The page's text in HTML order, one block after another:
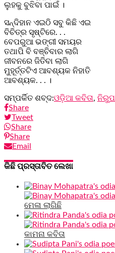
ଲୁହକୁ ବୁଝିବା ପାଇଁ ।
ସନ୍ଦିହାନ ଏଇଠି ସବୁ କିଛି ଏଇ
ବିଚିତ୍ର ସୃଷ୍ଟିରେ. . .
ବେପରୁଆ ଭଙ୍ଗୀ ସମୟର
ତଥାପି ବି ବଞ୍ଚିବାର ଲାଗି
ଜୀବନରେ ଜିତିବା ଲାଗି
ମୁହୂର୍ତ୍ତଟିଏ ଆବଶ୍ୟକ ନିହାତି
ଆବଶ୍ୟକ. . . ।
ସମ୍ପର୍କିତ ଶବ୍ଦ:ଓଡ଼ିଆ କବିତା,
Share
Tweet
Share
Share
Email
କିଛି ପ୍ରସ୍ତାବିତ ଲେଖା
ମେଳା ଲାଗିଛି
କାମନା କବିତା